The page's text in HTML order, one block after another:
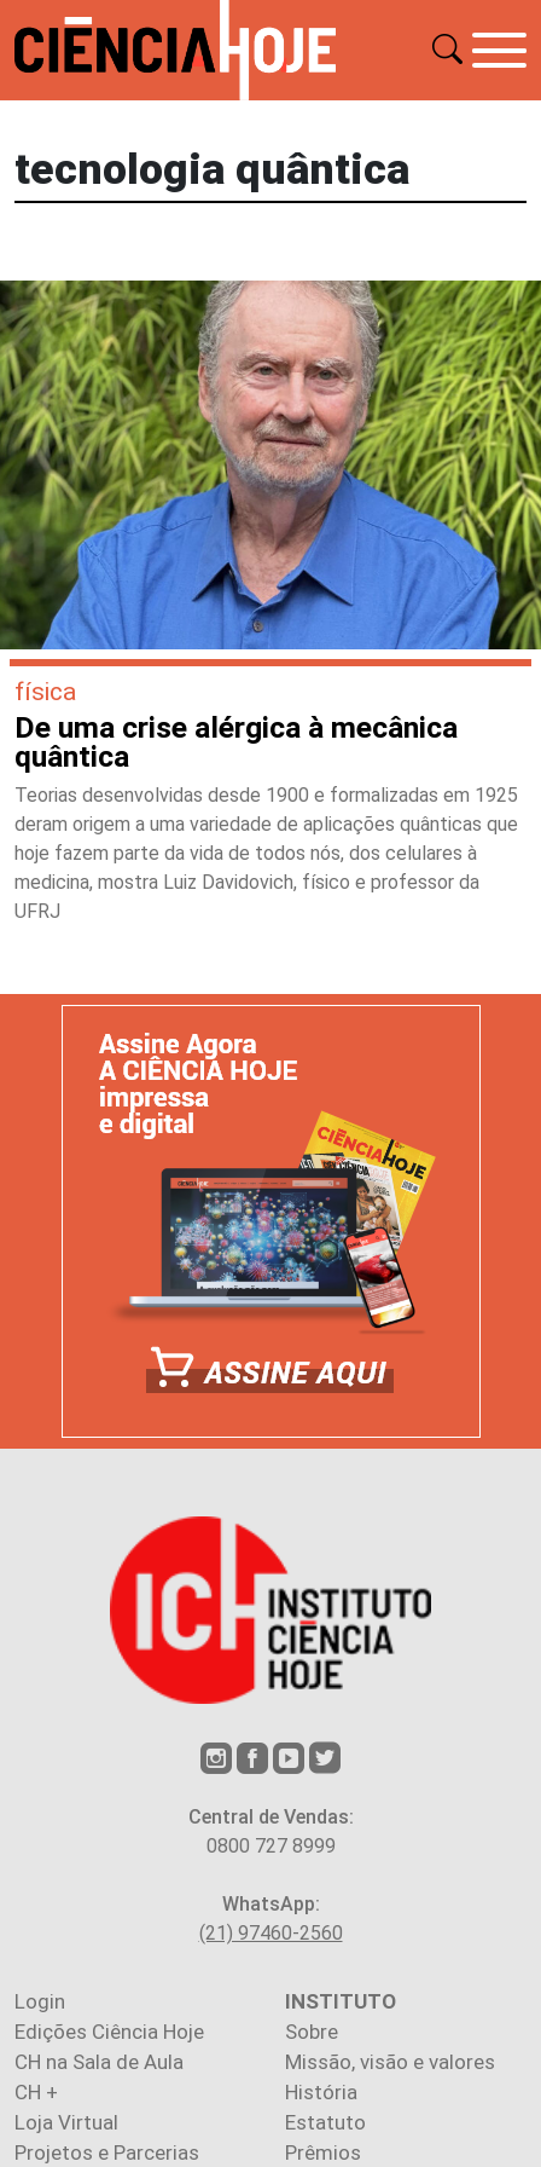
tecnologia quântica
física
De uma crise alérgica à mecânica
quântica
Teorias desenvolvidas desde 1900 e formalizadas em 1925
deram origem a uma variedade de aplicações quânticas que
hoje fazem parte da vida de todos nós, dos celulares à
medicina, mostra Luiz Davidovich, físico e professor da
UFRJ
Central de Vendas:
0800 727 8999
WhatsApp:
(21) 97460-2560
Login
Edições Ciência Hoje
CH na Sala de Aula
CH +
Loja Virtual
Projetos e Parcerias
INSTITUTO
Sobre
Missão, visão e valores
História
Estatuto
Prêmios